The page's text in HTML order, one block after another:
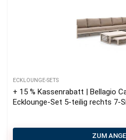
ECKLOUNGE-SETS
+ 15 % Kassenrabatt | Bellagio
Ecklounge-Set 5-teilig rechts 7-
ZUM